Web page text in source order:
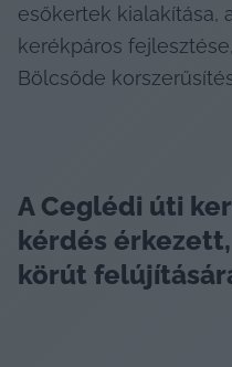
esőkertek kialakítása,
kerékpáros
Bölcsőde
A Ceglédi úti
kérdés
körút